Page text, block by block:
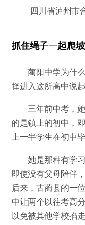
四川省泸州市合
抓住绳子一起爬坡
蔺阳中学为什么
择进入这所高中说起
三年前中考，她
的是镇上的初中，
上一半学生在初中
她是那种有学习
即使没有父母陪伴
后来，古蔺县的一
中让两个以往考高
以免被其他学校掐